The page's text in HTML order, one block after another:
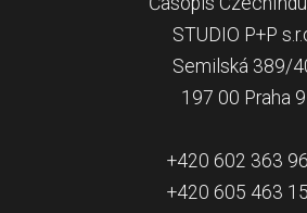
STUDIO P+P
Semilská 389/
197 00 Praha 9
+420 602 363
+420 605 463